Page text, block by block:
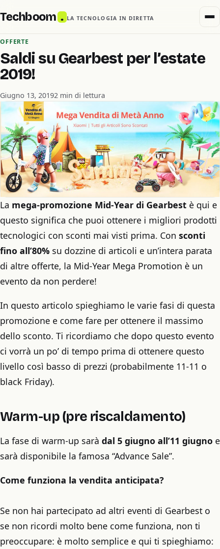
Techboom . LA TECNOLOGIA IN DIRETTA
OFFERTE
Saldi su Gearbest per l’estate
2019!
Giugno 13, 20192 min di lettura
La mega-promozione Mid-Year di Gearbest è qui e
questo significa che puoi ottenere i migliori prodotti
tecnologici con sconti mai visti prima. Con sconti
fino all’80% su dozzine di articoli e un’intera parata
di altre offerte, la Mid-Year Mega Promotion è un
evento da non perdere!
In questo articolo spieghiamo le varie fasi di questa
promozione e come fare per ottenere il massimo
dello sconto. Ti ricordiamo che dopo questo evento
ci vorrà un po’ di tempo prima di ottenere questo
livello così basso di prezzi (probabilmente 11-11 o
black Friday).
Warm-up (pre riscaldamento)
La fase di warm-up sarà dal 5 giugno all’11 giugno e
sarà disponibile la famosa “Advance Sale”.
Come funziona la vendita anticipata?
Se non hai partecipato ad altri eventi di Gearbest o
se non ricordi molto bene come funziona, non ti
preoccupare: è molto semplice e qui ti spieghiamo: